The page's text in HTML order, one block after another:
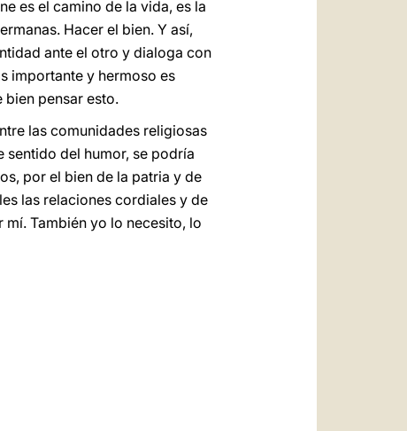
es el camino de la vida, es la
Hacer el bien. Y así,
ante el otro y dialoga con
importante y hermoso es
pensar esto.
las comunidades religiosas
sentido del humor, se podría
por el bien de la patria y de
las relaciones cordiales y de
También yo lo necesito, lo